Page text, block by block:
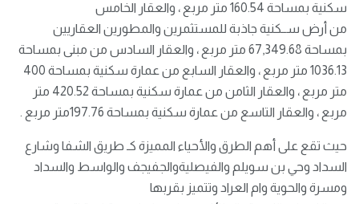
سكنية بمساحة 160.54 متر مربع ، والعقار الخامس
من أرض ﺳــﻜﻨﻴﺔ جاذبة للمستثمرين والمطورين العقاريين
بمساحة 67,349.68 متر مربع ، والعقار السادس من ﻣﺒﻨﻰ بمساحة
1036.13 متر مربع ، والعقار السابع من عمارة سكنية بمساحة 400
متر مربع ، والعقار الثامن من عمارة سكنية بمساحة 420.52 متر
مربع ، والعقار التاسع من عمارة سكنية بمساحة 197.76متر مربع .
حيث تقع على أهم الطرق والأحياء المميزة كـ طريق الشفا وشارع
السداد وحي بن سويلم واﻟﻔﻴﺼﻠﻴﺔواﻟﺠﻔﻴﺠﻒ والواسط والسداد
ومسرة والحوية وام العراد وتتميز بقربها